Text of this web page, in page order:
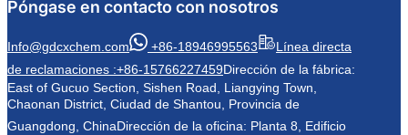
Póngase en contacto con nosotros
Info@gdcxchem.com +86-18946995563
Línea directa
de reclamaciones :+86-15766227459Dirección de la fábrica:
East of Gucuo Section, Sishen Road, Liangying Town,
Chaonan District, Ciudad de Shantou, Provincia de
Guangdong, ChinaDirección de la oficina: Planta 8, Edificio